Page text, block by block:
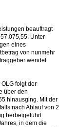
beauftragt
Unter
eines
von nunmehr
wendet
folgt der
über den
hinausging. Mit der
nach Ablauf von 2
herbeigeführt
in dem die